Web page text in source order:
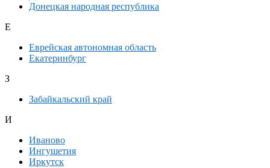
Донецкая народная республика
Е
Еврейская автономная область
Екатеринбург
З
Забайкальский край
И
Иваново
Ингушетия
Иркутск